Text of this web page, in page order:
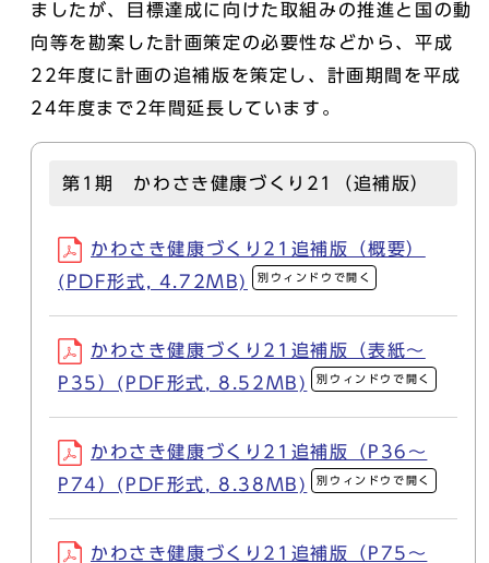
ましたが、目標達成に向けた取組みの推進と国の動
向等を勘案した計画策定の必要性などから、平成
22年度に計画の追補版を策定し、計画期間を平成
24年度まで2年間延長しています。
第1期 かわさき健康づくり21（追補版）
かわさき健康づくり21追補版（概要）
(PDF形式, 4.72MB)
別ウィンドウで開く
かわさき健康づくり21追補版（表紙～
P35）(PDF形式, 8.52MB)
別ウィンドウで開く
かわさき健康づくり21追補版（P36～
P74）(PDF形式, 8.38MB)
別ウィンドウで開く
かわさき健康づくり21追補版（P75～